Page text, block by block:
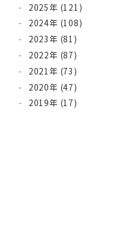
2025年 (121)
2024年 (108)
2023年 (81)
2022年 (87)
2021年 (73)
2020年 (47)
2019年 (17)